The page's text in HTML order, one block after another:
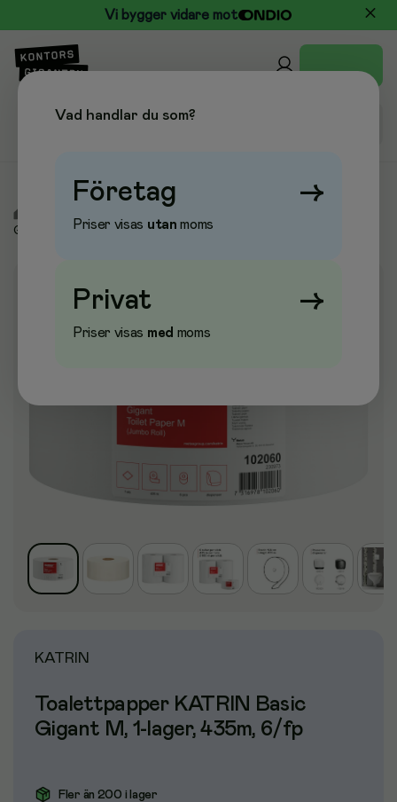
Vi bygger vidare mot
Gigant/Bulk
KATRIN
Toalettpapper KATRIN Basic
Gigant M, 1-lager, 435m, 6/fp
Fler än 200 i lager
Vad handlar du som?
Företag →
Priser visas utan moms
Privat →
Priser visas med moms